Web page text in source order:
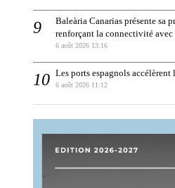
Baleària Canarias présente sa
renforçant la connectivité avec
6 août 2026 13:16
Les ports espagnols accélèrent
6 août 2026 11:12